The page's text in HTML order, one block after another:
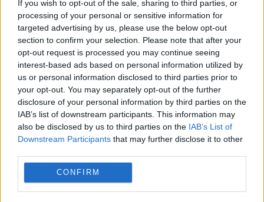
If you wish to opt-out of the sale, sharing to third parties, or
processing of your personal or sensitive information for
targeted advertising by us, please use the below opt-out
section to confirm your selection. Please note that after your
opt-out request is processed you may continue seeing
interest-based ads based on personal information utilized by
us or personal information disclosed to third parties prior to
your opt-out. You may separately opt-out of the further
disclosure of your personal information by third parties on the
IAB’s list of downstream participants. This information may
also be disclosed by us to third parties on the IAB’s List of
Downstream Participants that may further disclose it to other
CONFIRM
«Το νέο, υπερσύγχρονο ΤΕΠ του Γενικού
Αντικαρκινικού Νοσοκομείου Πειραιά «Μεταξά»,
χρηματοδοτούμενο με πόρους του Ταμείου
Ανάκαμψης και Ανθεκτικότητας, σηματοδοτεί μια
σημαντική αναβάθμιση στην επείγουσα
νοσοκομειακή φροντίδα, με στόχο την ταχύτερη,
ασφαλέστερη και πιο αξιοπρεπή εξυπηρέτηση
των ασθενών», τόνισε.
Περνώντας στο επόμενο θέμα επεσήμανε ότι
Υπουργείου Μετανάστευσης και Ασύλου για την
“Εφαρμογή του Συμφώνου για τη Μετανάστευση
και το Άσυλο”, το οποίο σηματοδοτεί τη